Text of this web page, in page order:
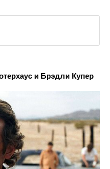
и Брэдли Купер